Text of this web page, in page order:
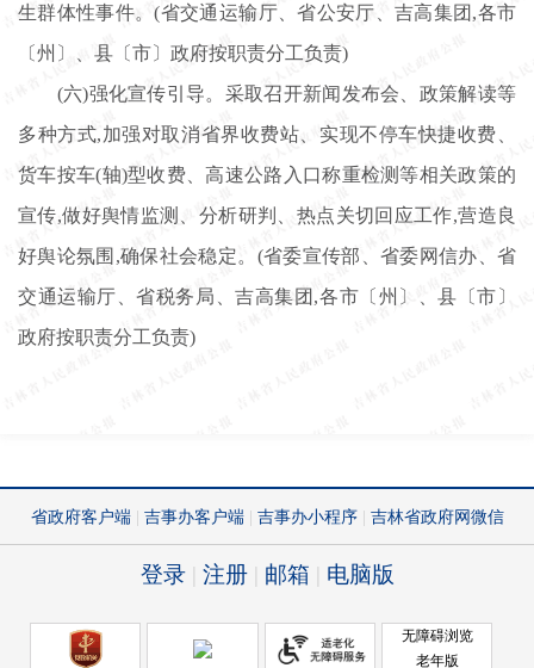
生群体性事件。(省交通运输厅、省公安厅、吉高集团,各市
〔州〕、县〔市〕政府按职责分工负责)
(六)强化宣传引导。采取召开新闻发布会、政策解读等
多种方式,加强对取消省界收费站、实现不停车快捷收费、
货车按车(轴)型收费、高速公路入口称重检测等相关政策的
宣传,做好舆情监测、分析研判、热点关切回应工作,营造良
好舆论氛围,确保社会稳定。(省委宣传部、省委网信办、省
交通运输厅、省税务局、吉高集团,各市〔州〕、县〔市〕
政府按职责分工负责)